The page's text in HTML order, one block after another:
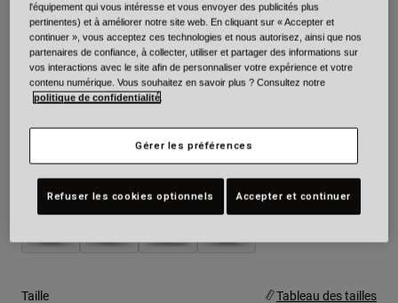
4Forty Mips Solid
Article n°39281
119,99 €
Couleur -
Taille Tableau des tailles
l'équipement qui vous intéresse et vous envoyer des publicités plus
pertinentes) et à améliorer notre site web. En cliquant sur « Accepter et
continuer », vous acceptez ces technologies et nous autorisez, ainsi que nos
partenaires de confiance, à collecter, utiliser et partager des informations sur
vos interactions avec le site afin de personnaliser votre expérience et votre
contenu numérique. Vous souhaitez en savoir plus ? Consultez notre
politique de confidentialité.
Gérer les préférences
Refuser les cookies optionnels Accepter et continuer